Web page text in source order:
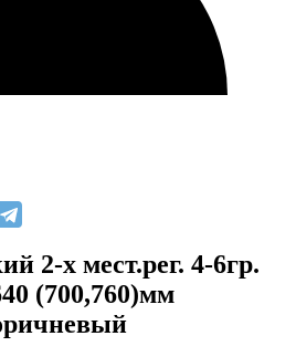
2-х мест.рег. 4-6гр.
(700,760)мм